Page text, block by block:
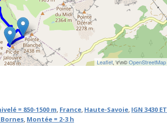
Leaflet, \r\n©OpenStreetMap
= 850-1500 m, France, Haute-Savoie, IGN 3430 ET
, Montée = 2-3 h